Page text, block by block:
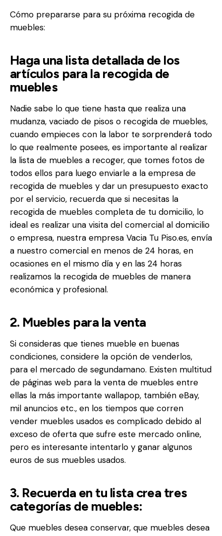
Cómo prepararse para su próxima recogida de
muebles:
Haga una lista detallada de los
artículos para la recogida de
muebles
Nadie sabe lo que tiene hasta que realiza una
mudanza, vaciado de pisos o recogida de muebles,
cuando empieces con la labor te sorprenderá todo
lo que realmente posees, es importante al realizar
la lista de muebles a recoger, que tomes fotos de
todos ellos para luego enviarle a la empresa de
recogida de muebles y dar un presupuesto exacto
por el servicio, recuerda que si necesitas la
recogida de muebles completa de tu domicilio, lo
ideal es realizar una visita del comercial al domicilio
o empresa, nuestra empresa Vacia Tu Piso.es, envía
a nuestro comercial en menos de 24 horas, en
ocasiones en el mismo día y en las 24 horas
realizamos la recogida de muebles de manera
económica y profesional.
2. Muebles para la venta
Si consideras que tienes mueble en buenas
condiciones, considere la opción de venderlos,
para el mercado de segundamano. Existen multitud
de páginas web para la venta de muebles entre
ellas la más importante wallapop, también eBay,
mil anuncios etc., en los tiempos que corren
vender muebles usados es complicado debido al
exceso de oferta que sufre este mercado online,
pero es interesante intentarlo y ganar algunos
euros de sus muebles usados.
3. Recuerda en tu lista crea tres
categorías de muebles:
Que muebles desea conservar, que muebles desea